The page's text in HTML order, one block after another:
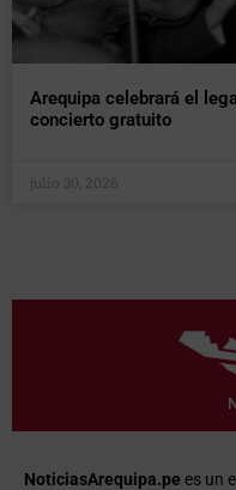
Arequipa celebrará el
concierto gratuito
julio 30, 2026
NoticiasArequipa.pe es un